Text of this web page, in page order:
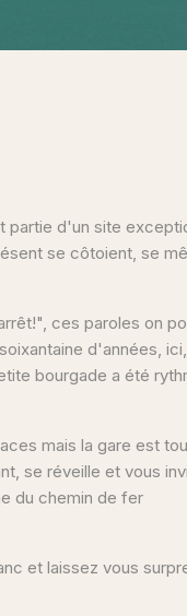
partie d'un site
se côtoient, se
ces paroles on
d'années,
bourgade a été
mais la gare est
se réveille et vous
du chemin de fer
et laissez vous